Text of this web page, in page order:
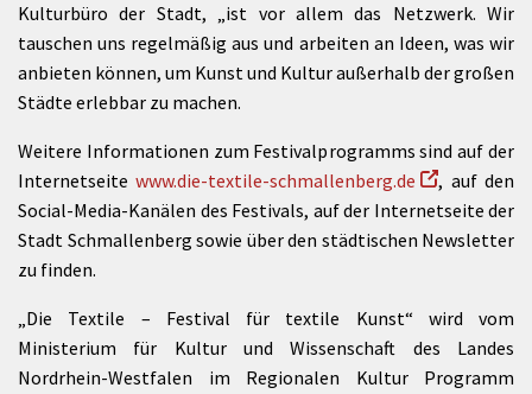
Kulturbüro der Stadt, „ist vor allem das Netzwerk. Wir
tauschen uns regelmäßig aus und arbeiten an Ideen, was wir
anbieten können, um Kunst und Kultur außerhalb der großen
Städte erlebbar zu machen.
Weitere Informationen zum Festivalprogramms sind auf der
Internetseitewww.die-textile-schmallenberg.de
, auf den
Social-Media-Kanälen des Festivals, auf der Internetseite der
Stadt Schmallenberg sowie über den städtischen Newsletter
zu finden.
„Die Textile – Festival für textile Kunst“ wird vom
Ministerium für Kultur und Wissenschaft des Landes
Nordrhein-Westfalen im Regionalen Kultur Programm